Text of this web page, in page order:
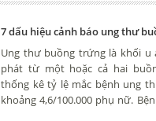
7 dấu hiệu cảnh báo ung thư
Ung thư buồng trứng là khối u
phát từ một hoặc cả hai
thống kê tỷ lệ mắc bệnh ung
khoảng 4,6/100.000 phụ nữ.